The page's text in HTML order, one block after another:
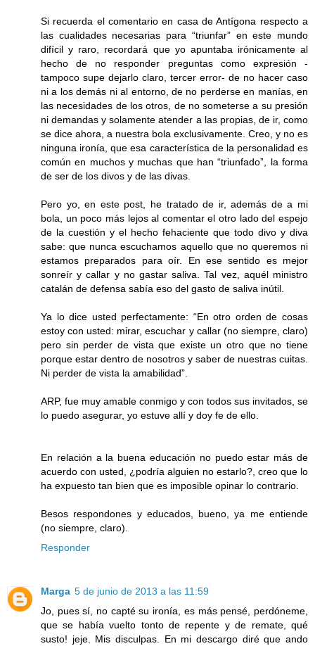
Si recuerda el comentario en casa de Antígona respecto a
las cualidades necesarias para “triunfar” en este mundo
difícil y raro, recordará que yo apuntaba irónicamente al
hecho de no responder preguntas como expresión -
tampoco supe dejarlo claro, tercer error- de no hacer caso
ni a los demás ni al entorno, de no perderse en manías, en
las necesidades de los otros, de no someterse a su presión
ni demandas y solamente atender a las propias, de ir, como
se dice ahora, a nuestra bola exclusivamente. Creo, y no es
ninguna ironía, que esa característica de la personalidad es
común en muchos y muchas que han “triunfado”, la forma
de ser de los divos y de las divas.
Pero yo, en este post, he tratado de ir, además de a mi
bola, un poco más lejos al comentar el otro lado del espejo
de la cuestión y el hecho fehaciente que todo divo y diva
sabe: que nunca escuchamos aquello que no queremos ni
estamos preparados para oír. En ese sentido es mejor
sonreír y callar y no gastar saliva. Tal vez, aquél ministro
catalán de defensa sabía eso del gasto de saliva inútil.
Ya lo dice usted perfectamente: “En otro orden de cosas
estoy con usted: mirar, escuchar y callar (no siempre, claro)
pero sin perder de vista que existe un otro que no tiene
porque estar dentro de nosotros y saber de nuestras cuitas.
Ni perder de vista la amabilidad”.
ARP, fue muy amable conmigo y con todos sus invitados, se
lo puedo asegurar, yo estuve allí y doy fe de ello.
En relación a la buena educación no puedo estar más de
acuerdo con usted, ¿podría alguien no estarlo?, creo que lo
ha expuesto tan bien que es imposible opinar lo contrario.
Besos respondones y educados, bueno, ya me entiende
(no siempre, claro).
Responder
Marga 5 de junio de 2013 a las 11:59
Jo, pues sí, no capté su ironía, es más pensé, perdóneme,
que se había vuelto tonto de repente y de remate, qué
susto! jeje. Mis disculpas. En mi descargo diré que ando